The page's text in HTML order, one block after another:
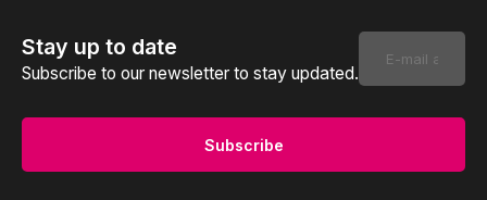
Stay up to date
Subscribe to our newsletter to stay updated.
Subscribe